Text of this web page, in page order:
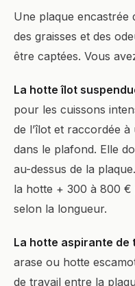
Une plaque encastrée
des graisses et des
être captées. Vous
La hotte îlot
pour les cuissons
de l’îlot et raccordée à
dans le plafond. Elle
au-dessus de la
la hotte + 300 à 800 €
selon la longueur.
La hotte aspirante de
arase ou hotte
de travail entre la